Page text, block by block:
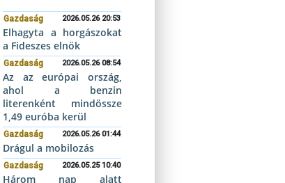
Gazdaság 2026.05.26 20:53
Elhagyta a horgászokat
a Fideszes elnök
Gazdaság 2026.05.26 08:54
Az az európai ország,
ahol a benzin
literenként mindössze
1,49 euróba kerül
Gazdaság 2026.05.26 01:44
Drágul a mobilozás
Gazdaság 2026.05.25 10:40
Három nap alatt